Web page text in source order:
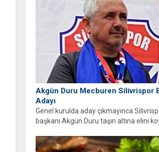
Akgün Duru Mecburen Silivrispor
Adayı
Genel kurulda aday çıkmayınca
başkanı Akgün Duru taşın altına elini
açıkladı.